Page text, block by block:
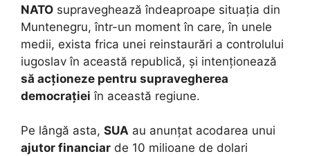
NATO supraveghează îndeaproape situația din
Muntenegru, într-un moment în care, în unele
medii, exista frica unei reinstaurări a controlului
iugoslav în această republică, și intenționează
să acționeze pentru supravegherea
democrației în această regiune.
Pe lângă asta, SUA au anunțat acodarea unui
ajutor financiar de 10 milioane de dolari